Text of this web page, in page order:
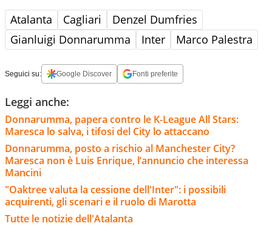
Atalanta Cagliari
Denzel Dumfries
Gianluigi Donnarumma
Inter Marco Palestra
Seguici su: Google Discover Fonti preferite
Leggi anche:
Donnarumma, papera contro le K-League All Stars:
Maresca lo salva, i tifosi del City lo attaccano
Donnarumma, posto a rischio al Manchester City?
Maresca non è Luis Enrique, l’annuncio che interessa
Mancini
"Oaktree valuta la cessione dell'Inter": i possibili
acquirenti, gli scenari e il ruolo di Marotta
Tutte le notizie dell'Atalanta